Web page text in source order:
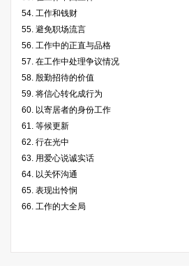
54. 工作和钱财
55. 避免职场流言
56. 工作中的正直与品格
57. 在工作中处理争议情况
58. 殷勤招待的价值
59. 将信心转化成行为
60. 以寄居者的身份工作
61. 等候更新
62. 行在光中
63. 用爱心说诚实话
64. 以关怀沟通
65. 表现出怜悯
66. 工作的大全局